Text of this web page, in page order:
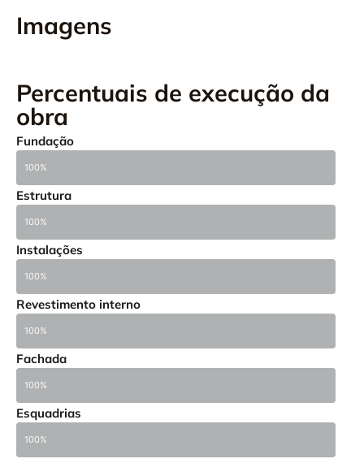
Imagens
Percentuais de execução da
obra
Fundação
100%
Estrutura
100%
Instalações
100%
Revestimento interno
100%
Fachada
100%
Esquadrias
100%